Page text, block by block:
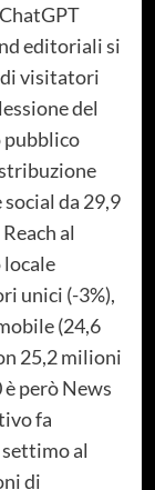
editoriali si
visitatori
del
pubblico
da 29,9
al
locale
unici (-3%),
(24,6
25,2 milioni
è però News
fa
settimo al
di